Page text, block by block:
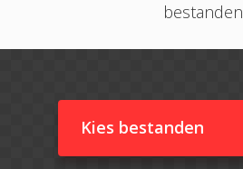
bestanden
Kies bestanden